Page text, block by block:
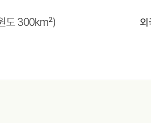
도 300km²) 외